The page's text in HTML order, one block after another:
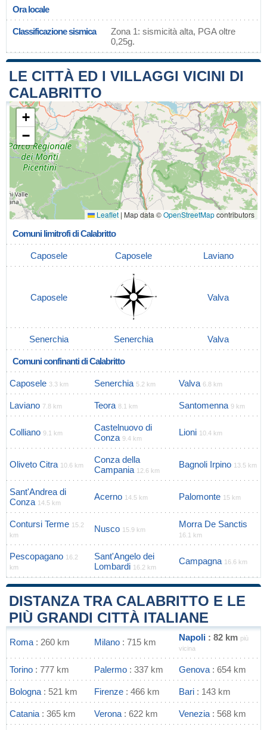
Ora locale
Classificazione sismica
Zona 1: sismicità alta, PGA oltre
0,25g.
LE CITTÀ ED I VILLAGGI VICINI DI
CALABRITTO
+
−
Leaflet | Map data ©OpenStreetMapcontributors
Comuni limitrofi di Calabritto
Caposele Caposele Laviano
Caposele Valva
Senerchia Senerchia Valva
Comuni confinanti di Calabritto
Caposele 3.3 km Senerchia 5.2 km Valva 6.8 km
Laviano 7.8 km Teora 8.1 km Santomenna 9 km
Colliano 9.1 km
Castelnuovo di
Conza 9.4 km
Lioni 10.4 km
Oliveto Citra 10.6 km
Conza della
Campania 12.6 km
Bagnoli Irpino 13.5 km
Sant'Andrea di
Conza 14.5 km
Acerno 14.5 km Palomonte 15 km
Contursi Terme 15.2
km
Nusco 15.9 km
Morra De Sanctis
16.1 km
Pescopagano 16.2
km
Sant'Angelo dei
Lombardi 16.2 km
Campagna 16.6 km
DISTANZA TRA CALABRITTO E LE
PIÙ GRANDI CITTÀ ITALIANE
Roma : 260 km Milano : 715 km Napoli : 82 km più
vicina
Torino : 777 km Palermo : 337 km Genova : 654 km
Bologna : 521 km Firenze : 466 km Bari : 143 km
Catania : 365 km Verona : 622 km Venezia : 568 km